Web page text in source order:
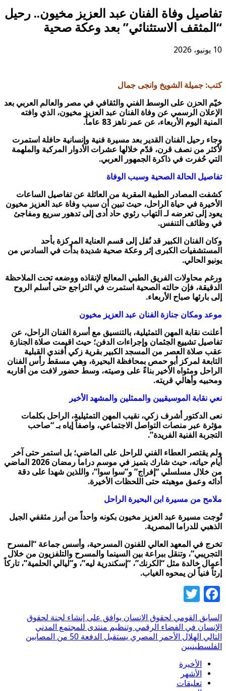
تفاصيل وفاة الفنان عبد العزيز مخيون.. رحيل
“المثقف الاستثنائي” بعد وعكة صحية
10 يونيو، 2026
كتب: جميلة الشويخ وانجى جمال
خيّم الحزن على الوسط الفني والثقافي في مصر والعالم العربي بعد
الإعلان الرسمي عن وفاة الفنان عبد العزيز مخيون، الذي وافته
المنية اليوم الأربعاء، عن عمر ناهز 83 عاماً.
وجاء رحيل الفنان القدير بعد مسيرة فنية وإنسانية حافلة استمرت
لأكثر من نصف قرن، قدّم خلالها عشرات الأدوار المركبة والملهمة
التي حُفرت في ذاكرة الجمهور العربي.
تفاصيل الحالة الصحية وسبب الوفاة
كشفت المصادر الطبية المقربة من العائلة عن تفاصيل الساعات
الأخيرة في حياة الراحل، حيث تبين أن سبب وفاة عبد العزيز مخيون
يعود إلى تعرضه لـ التهاب رئوي حاد أدى إلى تدهور سريع ومفاجئ
في وظائف التنفس.
وكان الفنان الكبير قد نُقل إلى قسم العناية المركزة بأحد
المستشفيات الكبرى إثر وعكة صحية شديدة بدأت في السادس من
يونيو الحالي.
ورغم محاولات الفريق الطبي المعالج لإنقاذه ووضعه تحت الملاحظة
الدقيقة، فإن حالته الصحية استمرت في التراجع حتى أسلم الروح
إلى بارئها صباح الأربعاء.
موعد ومكان جنازة الفنان عبد العزيز مخيون
أعلنت نقابة المهن التمثيلية، بالتنسيق مع أسرة الفنان الراحل، عن
تفاصيل تشييع الجثمان وإجراءات الدفن؛ حيث اقيمت صلاة الجنازة
عقب صلاة العصر من المسجد الكبير بقرية زكي أفندي القبلية
التابعة لمركز أبو حمص بمحافظة البحيرة، وهي مسقط رأس الفنان
الراحل ومثواه الأخير بناءً على وصيته، وسط حضور لافت من أقاربه
ومحبيه وأهالي قريته.
نعي نقابة الموسيقيين والممثلين والمشهد الأخير
نعى الدكتور أشرف زكي، نقيب المهن التمثيلية، الراحل بكلمات
مؤثرة عبر منصات التواصل الاجتماعي، واصفاً إياه بـ “صاحب
التجربة الفنية الفريدة”.
ولم يقتصر العطاء الفني للراحل على الماضي؛ بل استمر حتى آخر
أيام حياته، حيث شارك بتميز في موسم دراما رمضان 2026 الماضي
من خلال مسلسلي “إفراج” و”سوا سوا”، واللذين شهدا على دقة
أدائه وعمق موهبته حتى اللحظات الأخيرة.
ملامح من مسيرة ابن البحيرة الراحل
تُوجت مسيرة عبد العزيز مخيون بكونه واحداً من أبرز مثقفي الجيل
الذهبي للدراما المصرية.
تخرج في المعهد العالي للفنون المسرحية، وأسس جماعة “المسرح
التجريبي”، وتنقل ببراعة بين السينما والمسرح والتلفزيون من خلال
أعمال خالدة مثل “الكرنك”، “إسكندرية ليه”، و”ليالي الحلمية”، تاركاً
إرثاً فنياً لن يمحوه الغياب.
Facebook
السابق القومي لحقوق الإنسان يوافق على إنشاء لجنة لحقوق
الإنسان في الفضاء الرقمي وتنظيم منتدى للمجتمع المدني
التالي
الهلال الأحمر المصري يستقبل الدفعة 50 من المصابين
الفلسطينيين
الأخيرة
الأشهر
تعليقات